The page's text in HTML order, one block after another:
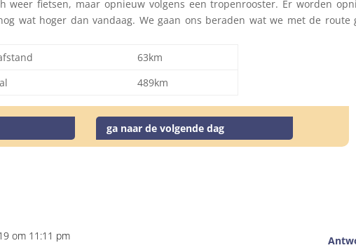
weer fietsen, maar opnieuw volgens een tropenrooster. Er worden
wat hoger dan vandaag. We gaan ons beraden wat we met de route
63km
489km
ga naar de volgende dag
om 11:11 pm